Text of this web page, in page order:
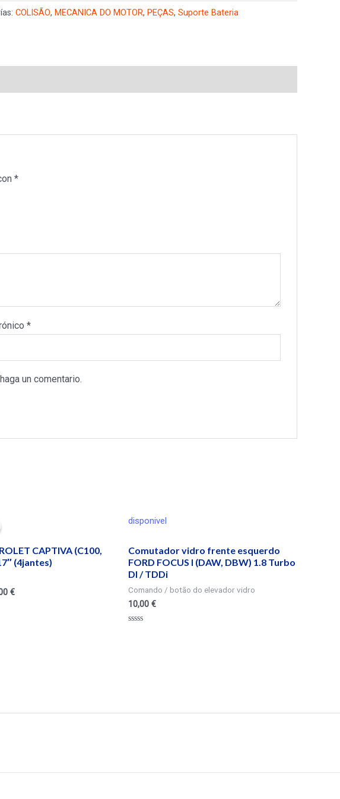
COLISÃO, MECANICA DO MOTOR, PEÇAS, Suporte Bateria
*
*
un comentario.
CAPTIVA (C100,
(4jantes)
€
disponivel
Comutador vidro frente esquerdo
FORD FOCUS I (DAW, DBW) 1.8 Turbo
DI / TDDi
Comando / botão do elevador vidro
10,00 €